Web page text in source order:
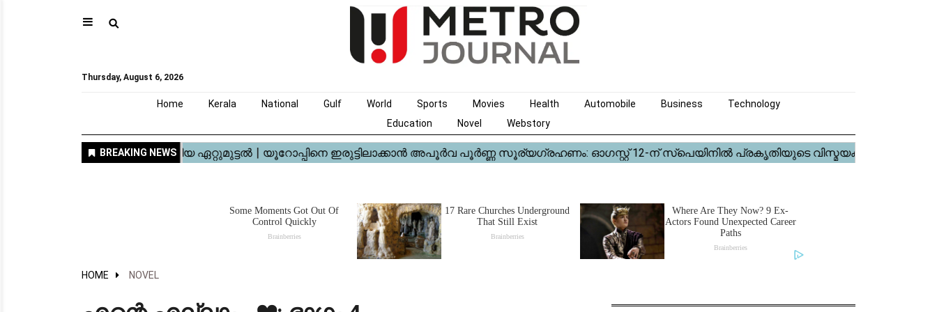
⚲
Thursday, August 6, 2026
Home Kerala National Gulf World Sports Movies Health Automobile Business
Technology
Education
Novel Webstory
HOME NOVEL